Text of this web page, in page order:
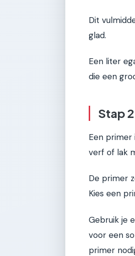
Dit
glad.
Een liter
die een
Stap
Een primer
verf of lak
De primer
Kies een
Gebruik je
voor een
primer